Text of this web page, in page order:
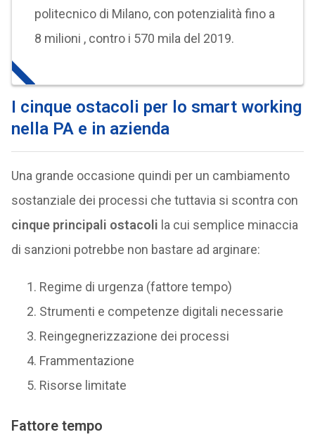
politecnico di Milano, con potenzialità fino a
8 milioni , contro i 570 mila del 2019.
I cinque ostacoli per lo smart working
nella PA e in azienda
Una grande occasione quindi per un cambiamento
sostanziale dei processi che tuttavia si scontra con
cinque principali ostacoli la cui semplice minaccia
di sanzioni potrebbe non bastare ad arginare:
Regime di urgenza (fattore tempo)
Strumenti e competenze digitali necessarie
Reingegnerizzazione dei processi
Frammentazione
Risorse limitate
Fattore tempo